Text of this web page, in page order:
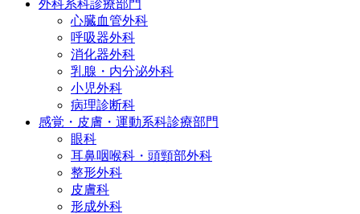
外科系科診療部門
心臓血管外科
呼吸器外科
消化器外科
乳腺・内分泌外科
小児外科
病理診断科
感覚・皮膚・運動系科診療部門
眼科
耳鼻咽喉科・頭頸部外科
整形外科
皮膚科
形成外科